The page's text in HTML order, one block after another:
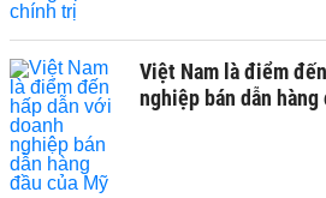
Việt Nam là điểm
nghiệp bán dẫn hàng